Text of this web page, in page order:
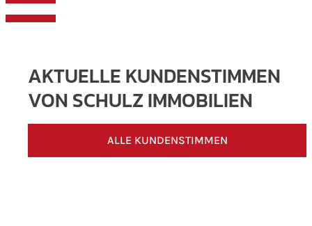
AKTUELLE KUNDENSTIMMEN
VON SCHULZ IMMOBILIEN
ALLE KUNDENSTIMMEN